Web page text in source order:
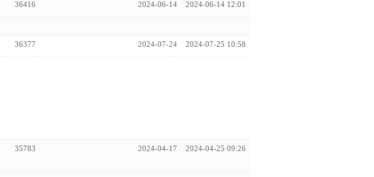
36416 2024-06-14 2024-06-14 12:01
36377 2024-07-24 2024-07-25 10:58
35783 2024-04-17 2024-04-25 09:26